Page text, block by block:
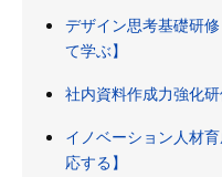
デザイン思考基礎研
て学ぶ】
社内資料作成力強化
イノベーション人材
応する】